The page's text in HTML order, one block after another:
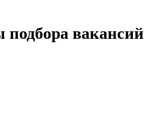
вакансий